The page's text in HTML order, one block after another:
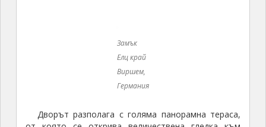
Замък Елц край Виршем, Германия
Замък Елц край Виршем, Германия